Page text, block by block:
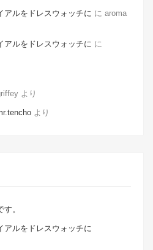
アルをドレスウォッチに に aroma
アルをドレスウォッチに に
より
より
。
アルをドレスウォッチに